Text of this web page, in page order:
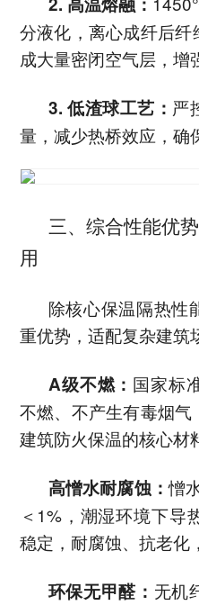
分液化，离心成纤后
成大量密闭空气层，增
3. 低渣球工艺： 严
量，减少热桥效应，确
三、综合性能优
用
除核心保温隔热性
重优势，适配复杂建筑
A级不燃： 国家标
不燃、不产生有毒烟
建筑防火保温的核心材
高憎水耐腐蚀：憎
＜1%，潮湿环境下导
稳定，耐腐蚀、抗老化
环保无甲醛： 无机